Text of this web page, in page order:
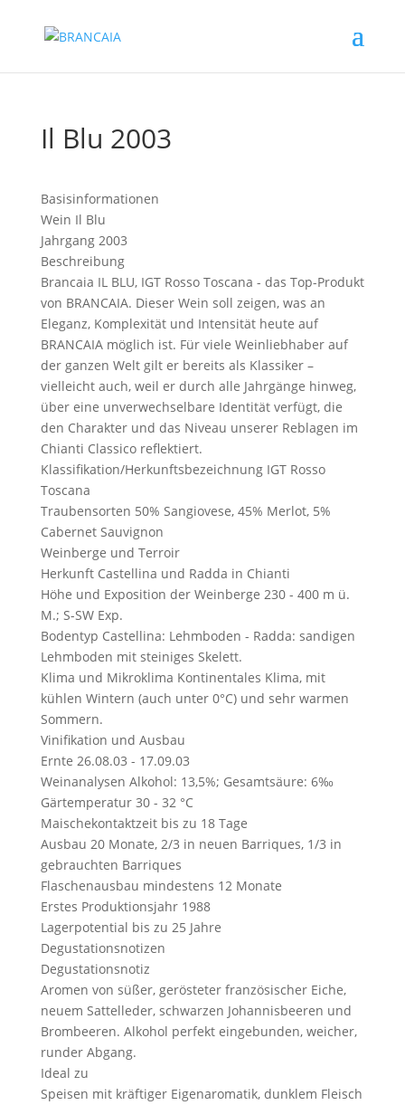
Il Blu 2003
Basisinformationen
Wein Il Blu
Jahrgang2003
Beschreibung
Brancaia IL BLU, IGT Rosso Toscana - das Top-Produkt
von BRANCAIA. Dieser Wein soll zeigen, was an
Eleganz, Komplexität und Intensität heute auf
BRANCAIA möglich ist. Für viele Weinliebhaber auf
der ganzen Welt gilt er bereits als Klassiker –
vielleicht auch, weil er durch alle Jahrgänge hinweg,
über eine unverwechselbare Identität verfügt, die
den Charakter und das Niveau unserer Reblagen im
Chianti Classico reflektiert.
Klassifikation/HerkunftsbezeichnungIGT Rosso
Toscana
Traubensorten 50% Sangiovese, 45% Merlot, 5%
Cabernet Sauvignon
Weinberge und Terroir
HerkunftCastellina und Radda in Chianti
Höhe und Exposition der Weinberge 230 - 400 m ü.
M.; S-SW Exp.
Bodentyp Castellina: Lehmboden - Radda: sandigen
Lehmboden mit steiniges Skelett.
Klima und Mikroklima Kontinentales Klima, mit
kühlen Wintern (auch unter 0°C) und sehr warmen
Sommern.
Vinifikation und Ausbau
Ernte 26.08.03 - 17.09.03
Weinanalysen Alkohol: 13,5%; Gesamtsäure: 6‰
Gärtemperatur30 - 32 °C
Maischekontaktzeitbis zu 18 Tage
Ausbau 20 Monate, 2/3 in neuen Barriques, 1/3 in
gebrauchten Barriques
Flaschenausbau mindestens 12 Monate
Erstes Produktionsjahr1988
Lagerpotential bis zu 25 Jahre
Degustationsnotizen
Degustationsnotiz
Aromen von süßer, gerösteter französischer Eiche,
neuem Sattelleder, schwarzen Johannisbeeren und
Brombeeren. Alkohol perfekt eingebunden, weicher,
runder Abgang.
Ideal zu
Speisen mit kräftiger Eigenaromatik, dunklem Fleisch